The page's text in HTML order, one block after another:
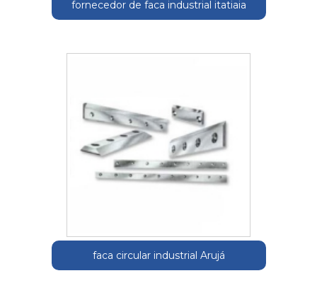
fornecedor de faca industrial itatiaia
faca circular industrial Arujá